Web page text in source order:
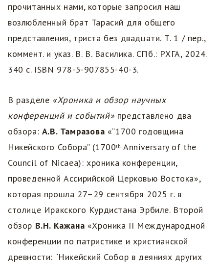
прочитанных нами, которые запросил наш
возлюбленный брат Тарасий для общего
представления, триста без двадцати. Т. 1 / пер.,
коммент. и указ. В. В. Василика. СПб.: РХГА, 2024.
340 с. ISBN 978-5-907855-40-3.
В разделе «Хроника и обзор научных
конференций и событий» представлено два
обзора: А.В. Тамразова «“1700 годовщина
Никейского Собора” (1700ᵗʰ Anniversary of the
Council of Nicaea): хроника конференции,
проведенной Ассирийской Церковью Востока»,
которая прошла 27–29 сентября 2025 г. в
столице Иракского Курдистана Эрбиле. Второй
обзор В.Н. Кажана «Хроника II Международной
конференции по патристике и христианской
древности: “Никейский Собор в деяниях других